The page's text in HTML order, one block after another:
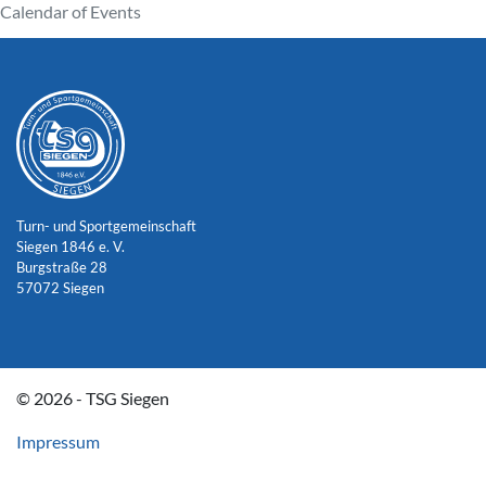
Calendar of Events
Turn- und Sportgemeinschaft
Siegen 1846 e. V.
Burgstraße 28
57072 Siegen
© 2026 - TSG Siegen
Impressum